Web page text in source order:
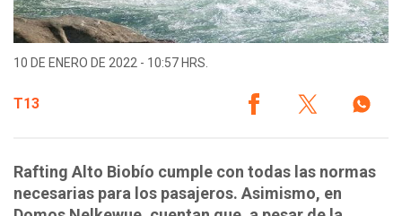
10 DE ENERO DE 2022 - 10:57 HRS.
T13
Rafting Alto Biobío cumple con todas las normas
necesarias para los pasajeros. Asimismo, en